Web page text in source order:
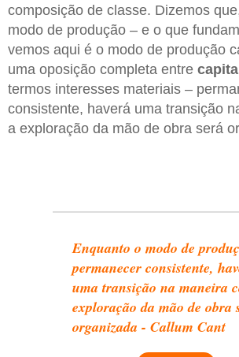
composição de classe. Dizemos
modo de produção – e o que
vemos aqui é o modo de produção
uma oposição completa entre capital
termos interesses materiais –
consistente, haverá uma transição
a exploração da mão de obra será
Enquanto o modo de
permanecer consistente,
uma transição na maneira
exploração da mão de obra
organizada - Callum Cant